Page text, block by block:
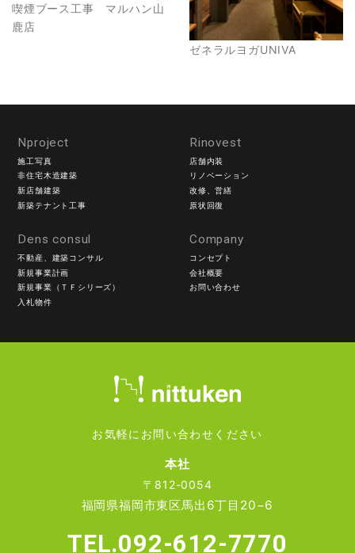
喫煙ブース工事 マルハン山
鹿店
ゼネラルヨガUNIVA
Nproject
施工写真
非住宅木造建築
新店舗建築
新築テナント工事
Rinovest
店舗内装
リノベーション
改修、営繕
原状回復
Dens consul
不動産、建築コンサル
新規事業計画
新規事業（ＴＦシリーズ）
入札物件
Company
コンセプト
会社概要
お問い合わせ
お気軽にお問い合わせください
本社
〒812-0054
福岡県福岡市東区馬出6丁目20−6
TEL.092-612-7770